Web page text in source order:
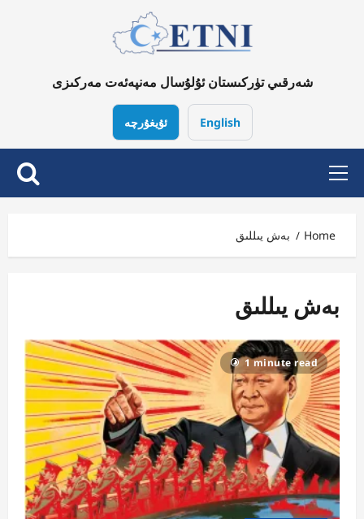
شەرقىي تۈركىستان ئۇلۇسال مەنپەئەت مەركىزى
English ئۇيغۇرچە
Primary
Menu
Home بەش يىللىق
بەش يىللىق
1 minute read